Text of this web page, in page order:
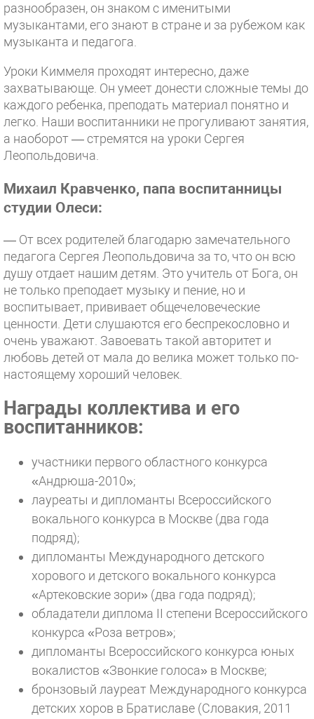
разнообразен, он знаком с именитыми
музыкантами, его знают в стране и за рубежом как
музыканта и педагога.
Уроки Киммеля проходят интересно, даже
захватывающе. Он умеет донести сложные темы до
каждого ребенка, преподать материал понятно и
легко. Наши воспитанники не прогуливают занятия,
а наоборот — стремятся на уроки Сергея
Леопольдовича.
Михаил Кравченко, папа воспитанницы
студии Олеси:
— От всех родителей благодарю замечательного
педагога Сергея Леопольдовича за то, что он всю
душу отдает нашим детям. Это учитель от Бога, он
не только преподает музыку и пение, но и
воспитывает, прививает общечеловеческие
ценности. Дети слушаются его беспрекословно и
очень уважают. Завоевать такой авторитет и
любовь детей от мала до велика может только по-
настоящему хороший человек.
Награды коллектива и его
воспитанников:
участники первого областного конкурса
«Андрюша-2010»;
лауреаты и дипломанты Всероссийского
вокального конкурса в Москве (два года
подряд);
дипломанты Международного детского
хорового и детского вокального конкурса
«Артековские зори» (два года подряд);
обладатели диплома II степени Всероссийского
конкурса «Роза ветров»;
дипломанты Всероссийского конкурса юных
вокалистов «Звонкие голоса» в Москве;
бронзовый лауреат Международного конкурса
детских хоров в Братиславе (Словакия, 2011